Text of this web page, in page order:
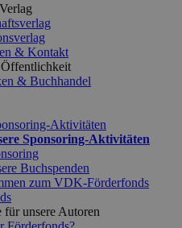
& Kontakt
& Buchhandel
Aktivitäten
Sponsoring-Aktivitäten
Buchspenden
zum VDK-Förderfonds
für unsere Autoren